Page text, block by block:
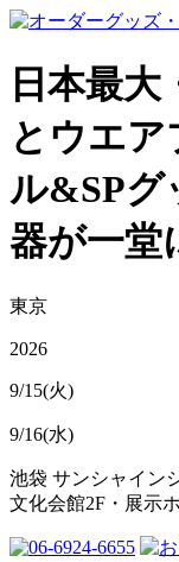
日本最
とウエ
ル&SPグ
器が一堂
東京
2026
9/15(火)
9/16(水)
池袋 サンシャイン
文化会館2F・展示